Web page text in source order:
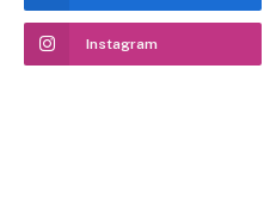
Instagram